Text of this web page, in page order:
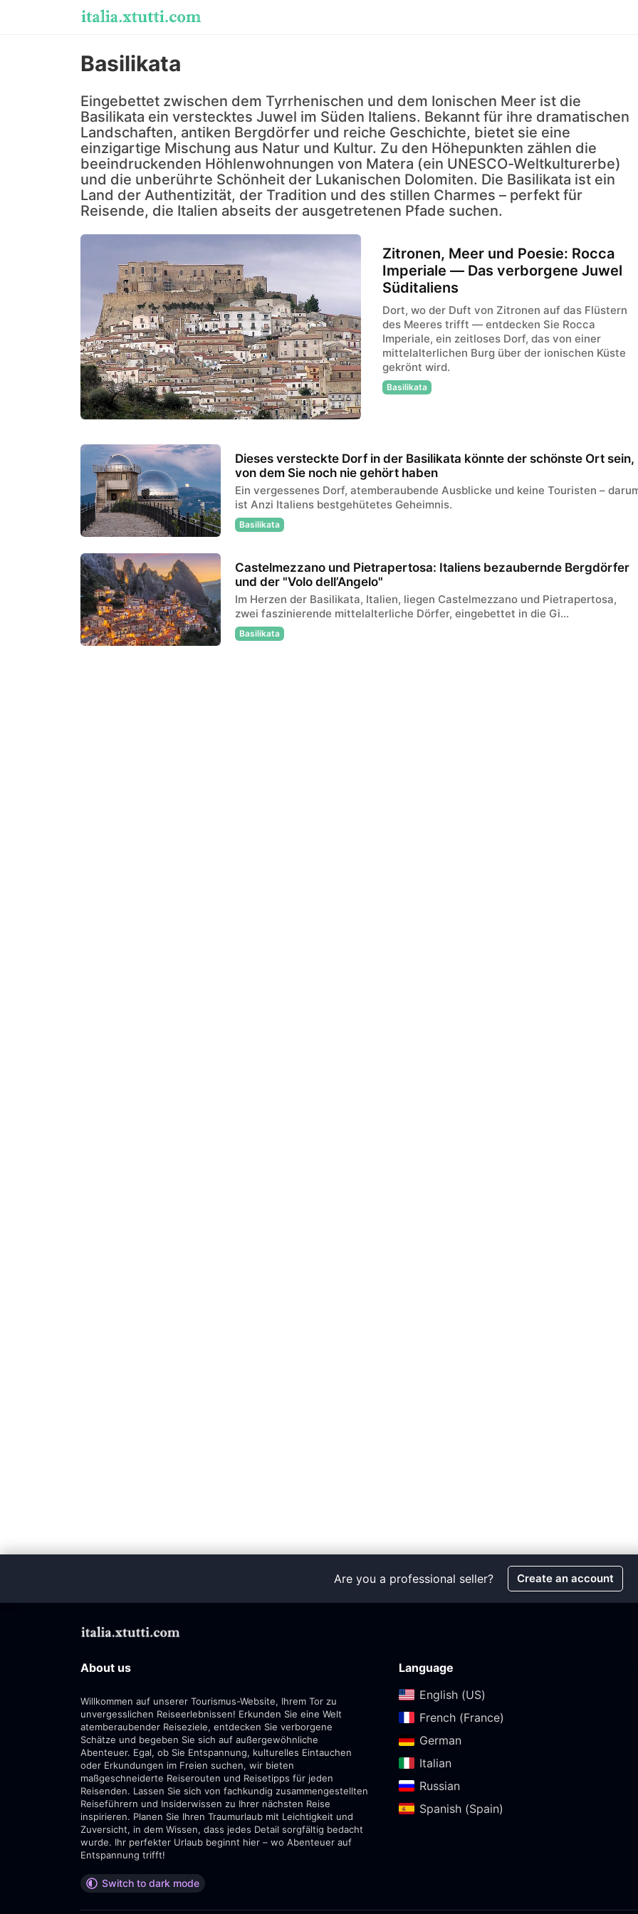
Basilikata
Eingebettet zwischen dem Tyrrhenischen und dem Ionischen Meer ist die
Basilikata ein verstecktes Juwel im Süden Italiens. Bekannt für ihre dramatischen
Landschaften, antiken Bergdörfer und reiche Geschichte, bietet sie eine
einzigartige Mischung aus Natur und Kultur. Zu den Höhepunkten zählen die
beeindruckenden Höhlenwohnungen von Matera (ein UNESCO-Weltkulturerbe)
und die unberührte Schönheit der Lukanischen Dolomiten. Die Basilikata ist ein
Land der Authentizität, der Tradition und des stillen Charmes – perfekt für
Reisende, die Italien abseits der ausgetretenen Pfade suchen.
Zitronen, Meer und Poesie: Rocca
Imperiale — Das verborgene Juwel
Süditaliens
Dort, wo der Duft von Zitronen auf das Flüstern
des Meeres trifft — entdecken Sie Rocca
Imperiale, ein zeitloses Dorf, das von einer
mittelalterlichen Burg über der ionischen Küste
gekrönt wird.
Basilikata
Dieses versteckte Dorf in der Basilikata könnte der schönste Ort sein,
von dem Sie noch nie gehört haben
Ein vergessenes Dorf, atemberaubende Ausblicke und keine Touristen –
ist Anzi Italiens bestgehütetes Geheimnis.
Basilikata
Castelmezzano und Pietrapertosa: Italiens bezaubernde Bergdörfer
und der "Volo dell’Angelo"
Im Herzen der Basilikata, Italien, liegen Castelmezzano und Pietrapertosa,
zwei faszinierende mittelalterliche Dörfer, eingebettet in die Gi...
Basilikata
Are you a professional seller? Create an account
About us
Willkommen auf unserer Tourismus-Website, Ihrem Tor zu
unvergesslichen Reiseerlebnissen! Erkunden Sie eine Welt
atemberaubender Reiseziele, entdecken Sie verborgene
Schätze und begeben Sie sich auf außergewöhnliche
Abenteuer. Egal, ob Sie Entspannung, kulturelles Eintauchen
oder Erkundungen im Freien suchen, wir bieten
maßgeschneiderte Reiserouten und Reisetipps für jeden
Reisenden. Lassen Sie sich von fachkundig zusammengestellten
Reiseführern und Insiderwissen zu Ihrer nächsten Reise
inspirieren. Planen Sie Ihren Traumurlaub mit Leichtigkeit und
Zuversicht, in dem Wissen, dass jedes Detail sorgfältig bedacht
wurde. Ihr perfekter Urlaub beginnt hier – wo Abenteuer auf
Entspannung trifft!
Switch to dark mode
Language
English (US)‎
French (France)‎
German‎
Italian‎
Russian‎
Spanish (Spain)‎